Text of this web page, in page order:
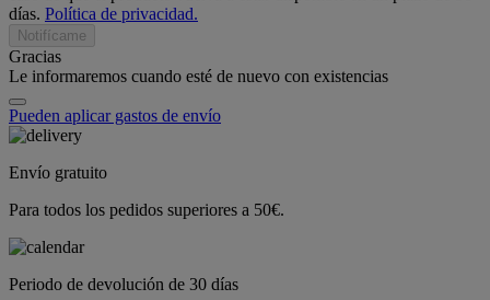
días. Política de privacidad.
Notifícame
Gracias
Le informaremos cuando esté de nuevo con existencias
Pueden aplicar gastos de envío
Envío gratuito
Para todos los pedidos superiores a 50€.
Periodo de devolución de 30 días